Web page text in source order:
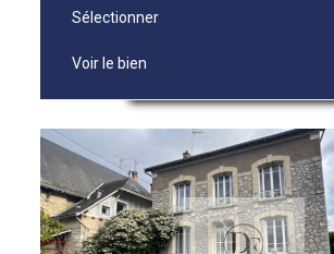
Sélectionner
Voir le bien